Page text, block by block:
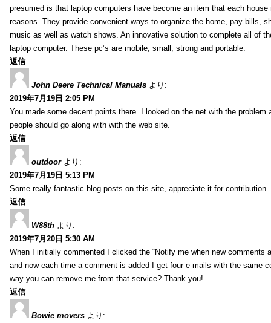
presumed is that laptop computers have become an item that each
reasons. They provide convenient ways to organize the home, pay bills,
music as well as watch shows. An innovative solution to complete all of
laptop computer. These pc’s are mobile, small, strong and portable.
返信
John Deere Technical Manuals より:
2019年7月19日 2:05 PM
You made some decent points there. I looked on the net with the problem
people should go along with with the web site.
返信
outdoor より:
2019年7月19日 5:13 PM
Some really fantastic blog posts on this site, appreciate it for contribution.
返信
W88th より:
2019年7月20日 5:30 AM
When I initially commented I clicked the “Notify me when new comments
and now each time a comment is added I get four e-mails with the same
way you can remove me from that service? Thank you!
返信
Bowie movers より: